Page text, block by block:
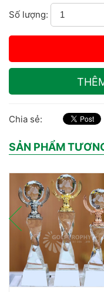
Số lượng:
Chia sẻ:
SẢN PHẨM